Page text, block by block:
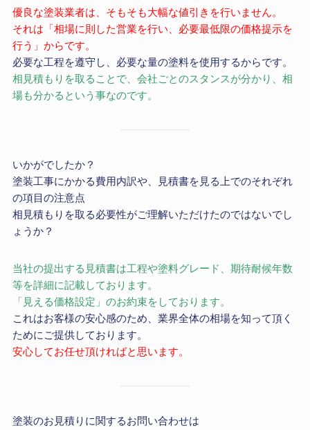
優良な塗装業者は、そもそも大幅な値引きを行いません。
それは「相場に則した営業を行い、必要最低限の価格提示を
行う」からです。
必要な工程を遵守し、必要な量の塗料を使用するからです。
相見積もりを取ることで、会社ごとのスタンスが分かり、相
場も分かるという事なのです。
いかがでしたか？
塗装工事にかかる費用内訳や、見積書を見る上でのそれぞれ
の項目の注意点
相見積もりを取る必要性がご理解いただけたのではないでし
ょうか？
当社の提出する見積書は工程や塗料グレード、期待耐候年数
等を詳細に記載しております。
「見える価格設定」のお約束をしております。
これはお客様の安心感のため、業界全体の相場を知って頂く
ためにご提供しております。
安心してお任せ頂ければと思います。
塗装のお見積りに関するお問い合わせは